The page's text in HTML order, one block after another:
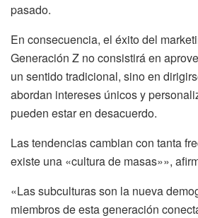
pasado.
En consecuencia, el éxito del
Generación Z no consistirá en
un sentido tradicional, sino en
abordan intereses únicos y
pueden estar en desacuerdo.
Las tendencias cambian con tanta
existe una «cultura de masas»»,
«Las subculturas son la nueva
miembros de esta generación